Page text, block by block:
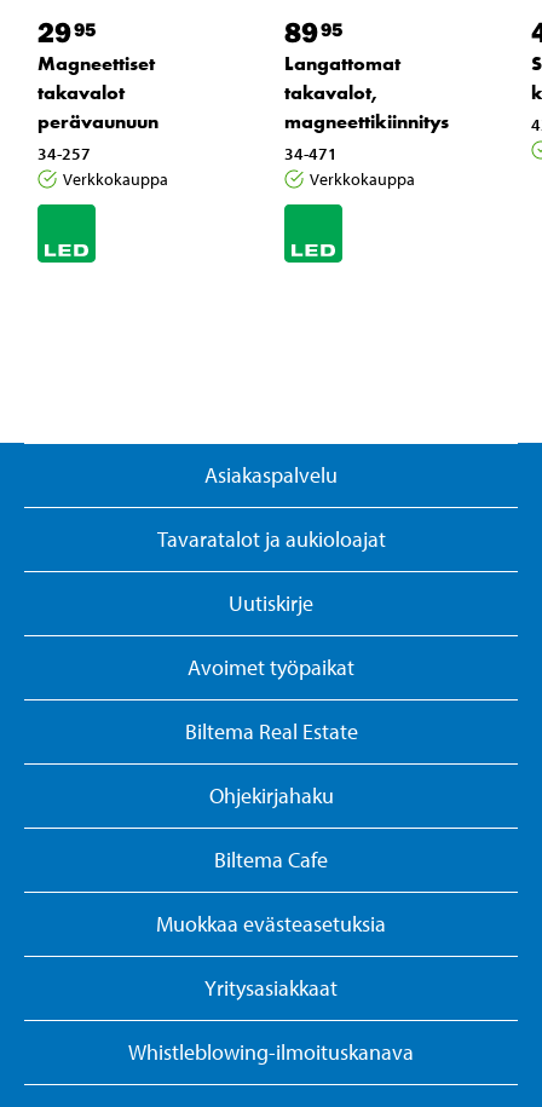
2995
Magneettiset
takavalot
perävaunuun
34-257
Verkkokauppa
8995
Langattomat
takavalot,
magneettikiinnitys
34-471
Verkkokauppa
Asiakaspalvelu
Tavaratalot ja aukioloajat
Uutiskirje
Avoimet työpaikat
Biltema Real Estate
Ohjekirjahaku
Biltema Cafe
Muokkaa evästeasetuksia
Yritysasiakkaat
Whistleblowing-ilmoituskanava